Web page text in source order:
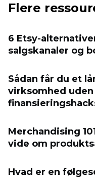
Flere
6 Etsy-
salgskanaler og
Sådan får du et
virksomhed
Merchandising
vide om
Hvad er en